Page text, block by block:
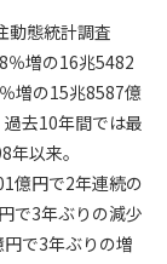
個人情報保護方針
動態統計調査
％増の16兆5482
増の15兆8587億
去10年間では最
以来。
億円で2年連続の
で3年ぶりの減少
で3年ぶりの増
です。
ルは本規約の
されることが
した時点で直